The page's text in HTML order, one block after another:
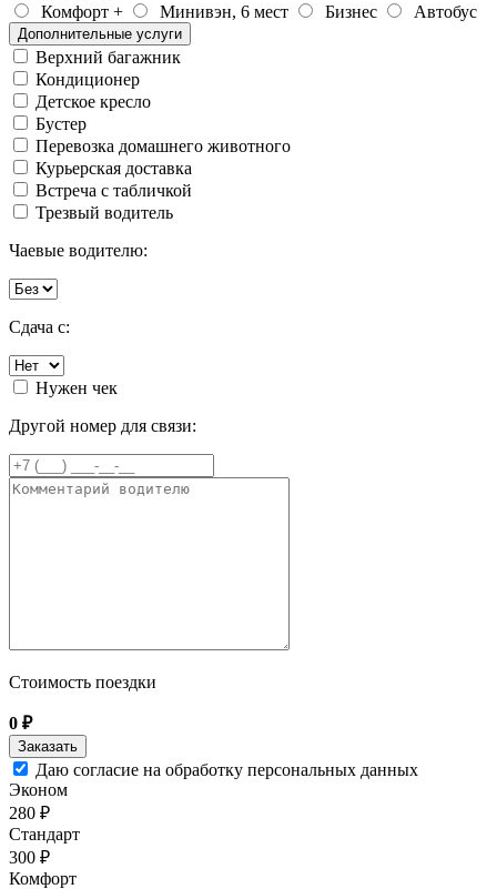
Комфорт +
Минивэн, 6 мест Бизнес Автобус
Дополнительные услуги
Верхний багажник
Кондиционер
Детское кресло
Бустер
Перевозка домашнего животного
Курьерская доставка
Встреча с табличкой
Трезвый водитель
Чаевые водителю:
Сдача с:
Нужен чек
Другой номер для связи:
Стоимость поездки
0 ₽
Даю согласие на обработку персональных данных
Эконом
280 ₽
Стандарт
300 ₽
Комфорт